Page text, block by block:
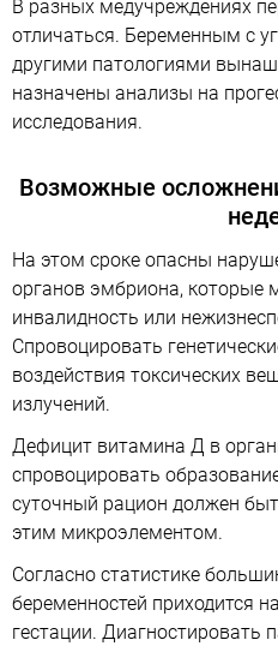
В разных медучреждениях
отличаться. Беременным с
другими патологиями
назначены анализы на
исследования.
Возможные
На этом сроке опасны
органов эмбриона, которые
инвалидность или
Спровоцировать
воздействия токсических
излучений.
Дефицит витамина Д в
спровоцировать
суточный рацион должен
этим микроэлементом.
Согласно статистике
беременностей приходится
гестации. Диагностировать